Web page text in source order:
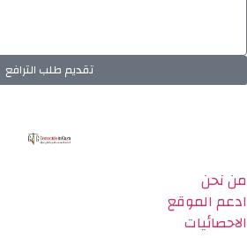
تقديم طلب الترافع
من نحن
ادعم الموقع
الاحصائيات